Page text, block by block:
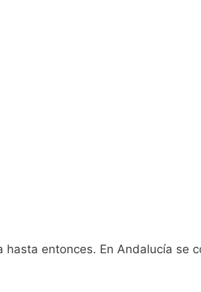
entonces. En Andalucía se